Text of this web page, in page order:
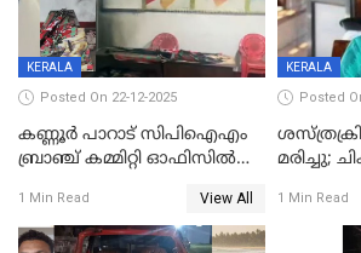
KERALA
Posted On 22-12-2025
കണ്ണൂർ പാറാട് സിപിഐഎം
ബ്രാഞ്ച് കമ്മിറ്റി ഓഫിസിൽ
ചിത്രങ്ങളടക്കം കത്തിയ
നിലയിൽ
1 Min Read View All
KERALA
Posted
മരിച്ചു;
സംഭവം
1 Min Read